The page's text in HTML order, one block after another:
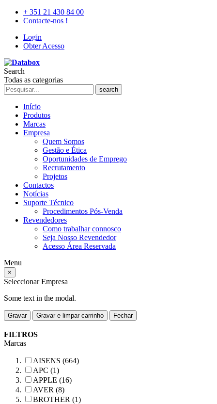
+ 351 21 430 84 00
Contacte-nos !
Login
Obter Acesso
Search
Todas as categorias
search
Início
Produtos
Marcas
Empresa
Quem Somos
Gestão e Ética
Oportunidades de Emprego
Recrutamento
Projetos
Contactos
Notícias
Suporte Técnico
Procedimentos Pós-Venda
Revendedores
Como trabalhar connosco
Seja Nosso Revendedor
Acesso Área Reservada
Menu
×
Seleccionar Empresa
Some text in the modal.
Gravar Gravar e limpar carrinho Fechar
FILTROS
Marcas
AISENS (664)
APC (1)
APPLE (16)
AVER (8)
BROTHER (1)